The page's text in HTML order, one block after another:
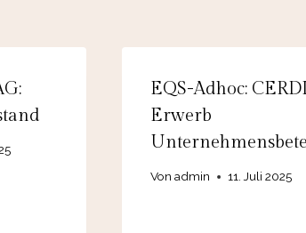
EQS-Adhoc:
Erwerb
Von admin 11. Juli 2025